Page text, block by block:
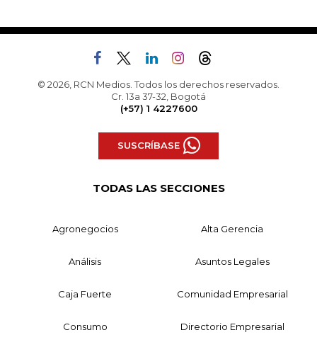
© 2026, RCN Medios. Todos los derechos reservados.
Cr. 13a 37-32, Bogotá
(+57) 1 4227600
SUSCRÍBASE
TODAS LAS SECCIONES
Agronegocios Alta Gerencia
Análisis Asuntos Legales
Caja Fuerte Comunidad Empresarial
Consumo Directorio Empresarial